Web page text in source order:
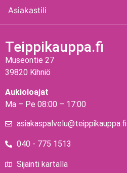
Asiakastili
Teippikauppa.fi
Museontie 27
39820 Kihniö
Aukioloajat
Ma – Pe 08:00 – 17:00
asiakaspalvelu@teippikauppa.fi
040 - 775 1513
Sijainti kartalla